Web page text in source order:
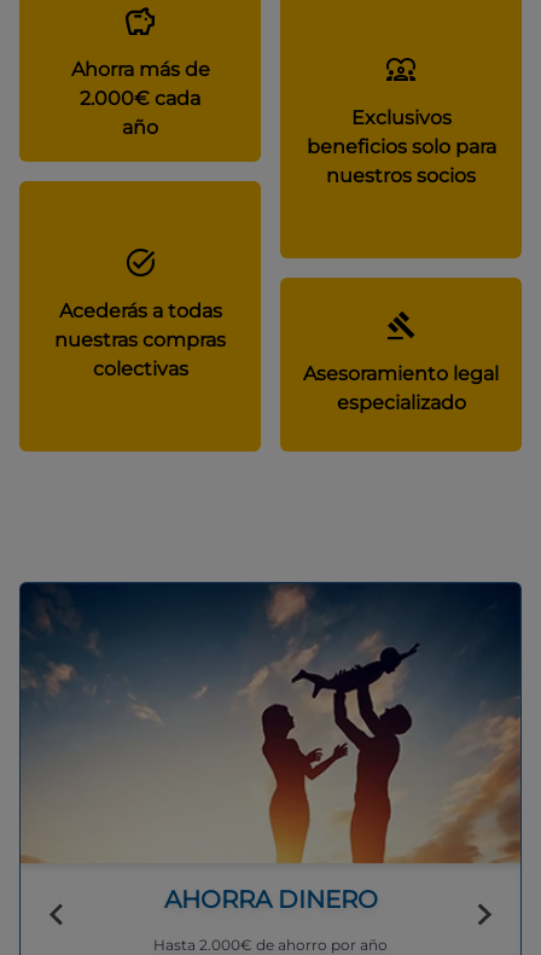
Ahorra más de
2.000€ cada
año
Exclusivos
beneficios solo para
nuestros socios
Acederás a todas
nuestras compras
colectivas
Asesoramiento legal
especializado
AHORRA DINERO
Hasta 2.000€ de ahorro por año